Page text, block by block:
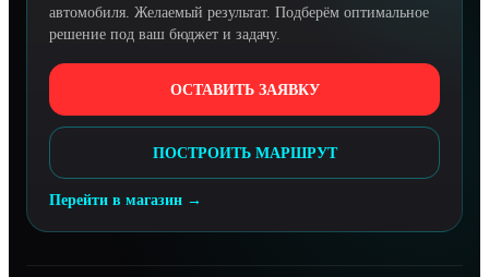
автомобиля. Желаемый результат. Подберём оптимальное
решение под ваш бюджет и задачу.
ОСТАВИТЬ ЗАЯВКУ
ПОСТРОИТЬ МАРШРУТ
Перейти в магазин →